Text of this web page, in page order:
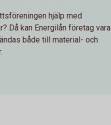
hjälp med
Då kan Energilån företag vara
både till material- och